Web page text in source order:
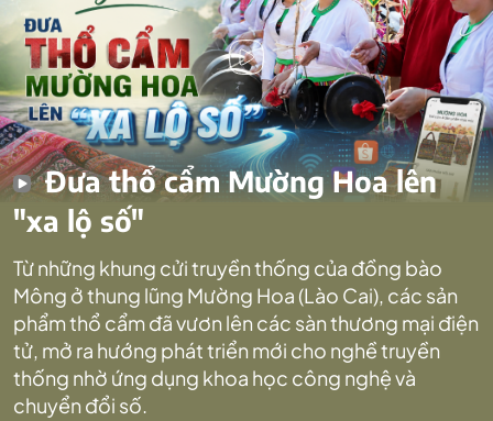
Đưa thổ cẩm Mường Hoa lên
"xa lộ số"
Từ những khung cửi truyền thống của đồng bào
Mông ở thung lũng Mường Hoa (Lào Cai), các sản
phẩm thổ cẩm đã vươn lên các sàn thương mại điện
tử, mở ra hướng phát triển mới cho nghề truyền
thống nhờ ứng dụng khoa học công nghệ và
chuyển đổi số.